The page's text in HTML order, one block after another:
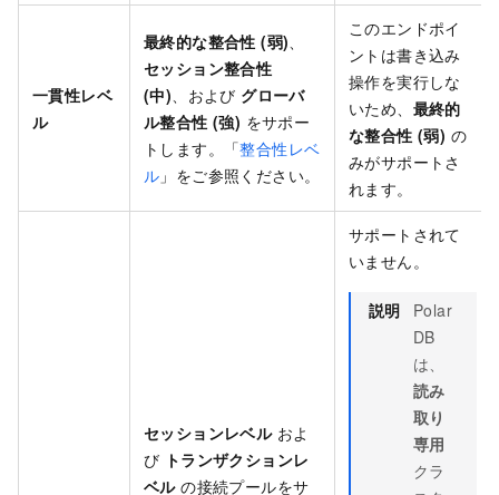
一貫性レベ
ル
最終的な整合性 (弱)、
セッション整合性
(中)、および グローバ
ル整合性 (強) をサポー
トします。「整合性レベ
ル 」をご参照ください。
このエンドポイ
ントは書き込み
操作を実行しな
いため、 最終的
な整合性 (弱) の
みがサポートさ
れます。
セッションレベルおよ
び トランザクションレ
ベルの接続プールをサ
サポートされて
いません。
説明
Polar
DB
は、
読み
取り
専用
クラ